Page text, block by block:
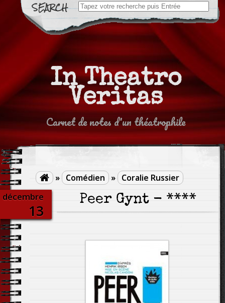
Search
for:
In Theatro
Veritas
Carnet de notes d'un théatrophile
 » Comédien » Coralie Russier
décembre
13
Peer Gynt - ****